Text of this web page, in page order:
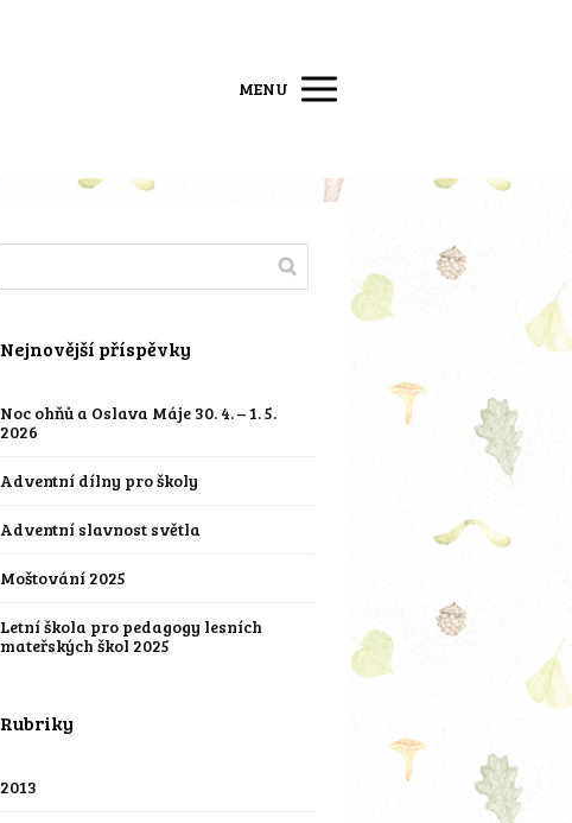
MENU
Nejnovější příspěvky
Noc ohňů a Oslava Máje 30. 4. – 1. 5.
2026
Adventní dílny pro školy
Adventní slavnost světla
Moštování 2025
Letní škola pro pedagogy lesních
mateřských škol 2025
Rubriky
2013